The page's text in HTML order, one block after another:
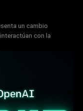
un cambio
con la